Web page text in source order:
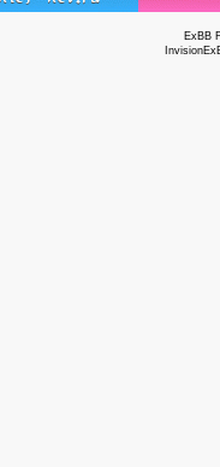
ExBB